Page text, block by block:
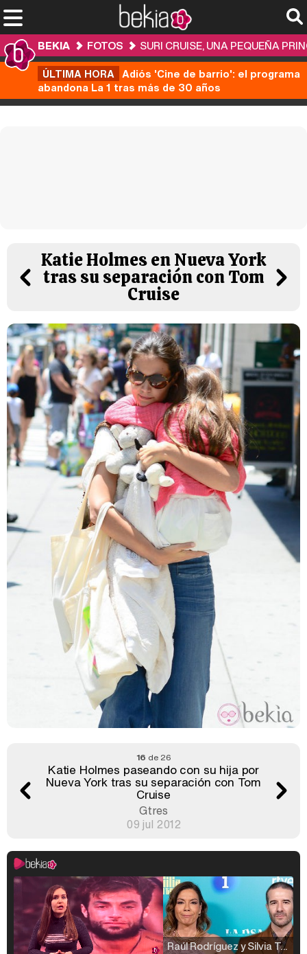
BEKIA FOTOS
SURI CRUISE, UNA PEQUEÑA
ÚLTIMA HORA Adiós 'Cine de barrio': el programa
abandona La 1 tras más de 30 años
Katie Holmes en Nueva York
tras su separación con Tom
Cruise
16 de 26
Katie Holmes paseando con su hija por
Nueva York tras su separación con Tom
Cruise
Gtres
09 jul 2012
Raúl Rodríguez y Silvia Taulés nos cuentan su papel en 'La familia de la tele'